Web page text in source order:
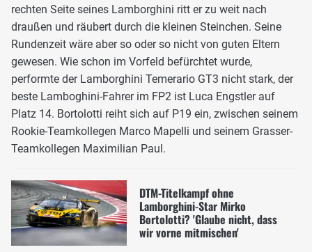
rechten Seite seines Lamborghini ritt er zu weit nach
draußen und räubert durch die kleinen Steinchen. Seine
Rundenzeit wäre aber so oder so nicht von guten Eltern
gewesen. Wie schon im Vorfeld befürchtet wurde,
performte der Lamborghini Temerario GT3 nicht stark, der
beste Lamboghini-Fahrer im FP2 ist Luca Engstler auf
Platz 14. Bortolotti reiht sich auf P19 ein, zwischen seinem
Rookie-Teamkollegen Marco Mapelli und seinem Grasser-
Teamkollegen Maximilian Paul.
DTM-Titelkampf ohne
Lamborghini-Star Mirko
Bortolotti? 'Glaube nicht, dass
wir vorne mitmischen'